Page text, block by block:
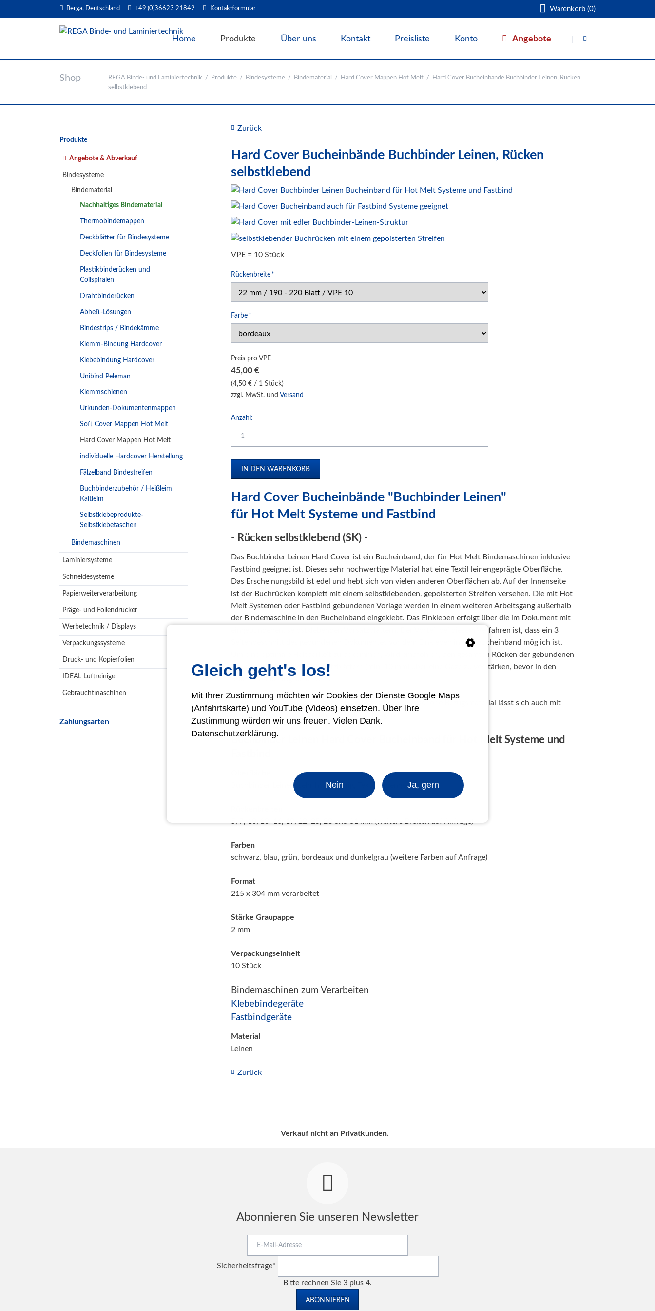
Berga, Deutschland +49 (0)36623 21842 Kontaktformular Warenkorb (0)
überspringen
Home Produkte
Bindesysteme
Thermobindemappen
Deckfolien für Bindesysteme
Plastikbinderücken und Coilspiralen
Drahtbinderücken
Abheft-Lösungen
Bindestrips / Bindekämme
Klemm-Bindung Hardcover
Klemmschienen
Urkunden-Dokumentenmappen
Hard Cover Mappen Hot Melt
individuelle Hardcover Herstellung
Buchbinderzubehör / Heißleim Kaltleim
Selbstklebeprodukte-Selbstklebetaschen
Bindemaschinen
Laminiersysteme
Schneidesysteme
Papierweiterverarbeitung
Präge- und Foliendrucker
Werbetechnik / Displays
Verpackungssysteme
Druck- und Kopierfolien
Gebrauchtmaschinen
Über uns Kontakt Preisliste Konto Angebote
Shop REGA Binde- und Laminiertechnik Produkte Bindesysteme Bindematerial Hard Cover Mappen Hot Melt
Hard Cover Bucheinbände Buchbinder Leinen, Rücken
selbstklebend
Zurück
Hard Cover Bucheinbände Buchbinder Leinen, Rücken
selbstklebend
VPE = 10 Stück
Pflichtfeld
Rückenbreite *
Pflichtfeld
Farbe *
Preis pro VPE
45,00 €
(4,50 € / 1 Stück)
zzgl. MwSt. und Versand
Anzahl:
Hard Cover Bucheinbände " Buchbinder Leinen"
für Hot Melt Systeme und Fastbind
- Rücken selbstklebend (SK) -
Das Buchbinder Leinen Hard Cover ist ein Bucheinband, der für Hot Melt Bindemaschinen inklusive
Fastbind geeignet ist. Dieses sehr hochwertige Material hat eine Textil leinengeprägte Oberfläche.
Das Erscheinungsbild ist edel und hebt sich von vielen anderen Oberflächen ab. Auf der Innenseite
ist der Buchrücken komplett mit einem selbstklebenden, gepolsterten Streifen versehen. Die mit Hot
Melt Systemen oder Fastbind gebundenen Vorlage werden in einem weiteren Arbeitsgang außerhalb
der Bindemaschine in den Bucheinband eingeklebt. Das Einkleben erfolgt über die im Dokument mit
eingebundenen, selbstklebenden Vorsatzblättern. Der Vorteil bei diesem Verfahren ist, dass ein 3
Seitenbeschnitt des gebundenen Dokumentes vor dem Einkleben in den Bucheinband möglich ist.
Um eine optimale Haltbarkeit zu bekommen, wird empfohlen, den gesamten Rücken der gebundenen
Vorlage mit den beiden Vorsatzblättern (min. 10 mm) über eine Gaze zu verstärken, bevor in den
Bucheinband eingeklebt wird.
Das leinengeprägte und optisch als auch haptisch sehr schöne Bezugsmaterial lässt sich auch mit
unseren
Prägemaschine n ohne Probleme prägen.
Buchbinder Leinen Hard Cover Bucheinband für Hot Melt Systeme und
Buchbinder Leinen: sehr hochwertig, Textil leinengeprägt
5, 7, 10, 13, 16, 19, 22, 25, 28 und 31 mm (weitere Breiten auf Anfrage)
Farben
schwarz, blau, grün, bordeaux und dunkelgrau (weitere Farben auf Anfrage)
Format
215 x 304 mm verarbeitet
Stärke Graupappe
2 mm
Verpackungseinheit
10 Stück
Bindemaschinen zum Verarbeiten
Klebebindegeräte
Fastbindgeräte
Material
Leinen
Zurück
Navigation
Produkte
Angebote & Abverkauf
Bindesysteme
Bindematerial
Nachhaltiges Bindematerial
Thermobindemappen
Deckblätter für Bindesysteme
Deckfolien für Bindesysteme
Plastikbinderücken und
Coilspiralen
Drahtbinderücken
Abheft-Lösungen
Bindestrips / Bindekämme
Klemm-Bindung Hardcover
Klebebindung Hardcover
Unibind Peleman
Klemmschienen
Urkunden-Dokumentenmappen
Soft Cover Mappen Hot Melt
Hard Cover Mappen Hot Melt
individuelle Hardcover Herstellung
Fälzelband Bindestreifen
Buchbinderzubehör / Heißleim
Kaltleim
Selbstklebeprodukte-
Selbstklebetaschen
Bindemaschinen
Laminiersysteme
Schneidesysteme
Papierweiterverarbeitung
Präge- und Foliendrucker
Werbetechnik / Displays
Verpackungssysteme
Druck- und Kopierfolien
IDEAL Luftreiniger
Gebrauchtmaschinen
Zahlungsarten
Verkauf nicht an Privatkunden.
Abonnieren Sie unseren Newsletter
Adresse
Pflichtfeld
Sicherheitsfrage*
Bitte rechnen Sie 3 plus 4.
ABONNIEREN
Gleich geht's los!
Mit Ihrer Zustimmung möchten wir Cookies der Dienste Google Maps
(Anfahrtskarte) und YouTube (Videos) einsetzen. Über Ihre
Zustimmung würden wir uns freuen. Vielen Dank.
Datenschutzerklärung.
Nein Ja, gern